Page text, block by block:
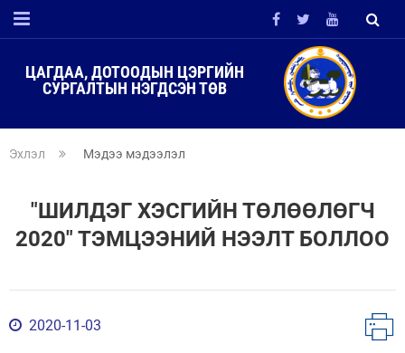
ЦАГДАА, ДОТООДЫН ЦЭРГИЙН
СУРГАЛТЫН НЭГДСЭН ТӨВ
Эхлэл Мэдээ мэдээлэл
"ШИЛДЭГ ХЭСГИЙН ТӨЛӨӨЛӨГЧ
2020" ТЭМЦЭЭНИЙ НЭЭЛТ БОЛЛОО
2020-11-03